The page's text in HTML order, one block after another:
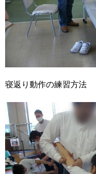
寝返り動作の練習方法